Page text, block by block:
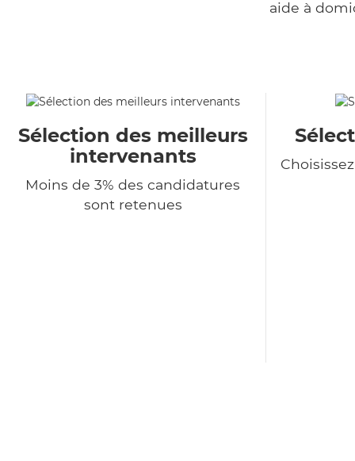
aide à
Sélection des meilleurs
intervenants
Moins de 3% des candidatures
sont retenues